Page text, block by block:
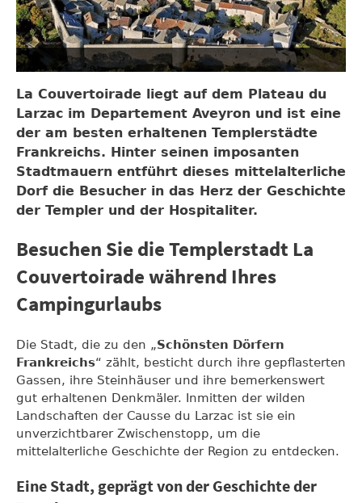
La Couvertoirade liegt auf dem Plateau du
Larzac im Departement Aveyron und ist eine
der am besten erhaltenen Templerstädte
Frankreichs. Hinter seinen imposanten
Stadtmauern entführt dieses mittelalterliche
Dorf die Besucher in das Herz der Geschichte
der Templer und der Hospitaliter.
Besuchen Sie die Templerstadt La
Couvertoirade während Ihres
Campingurlaubs
Die Stadt, die zu den „Schönsten Dörfern
Frankreichs“ zählt, besticht durch ihre gepflasterten
Gassen, ihre Steinhäuser und ihre bemerkenswert
gut erhaltenen Denkmäler. Inmitten der wilden
Landschaften der Causse du Larzac ist sie ein
unverzichtbarer Zwischenstopp, um die
mittelalterliche Geschichte der Region zu entdecken.
Eine Stadt, geprägt von der Geschichte der